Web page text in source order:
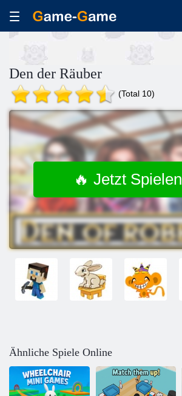
Den der Räuber
(Total 10)
🔥 Jetzt Spielen
Ähnliche Spiele Online